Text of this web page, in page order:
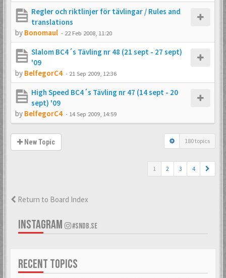
Regler och riktlinjer för tävlingar / Rules and
translations
by Bonomaul - 22 Feb 2008, 11:20
Slalom BC4´s Tävling nr 48 (21 sept - 27 sept)
'09
by BelfegorC4 - 21 Sep 2009, 12:36
High Speed BC4´s Tävling nr 47 (14 sept - 20
sept) '09
by BelfegorC4 - 14 Sep 2009, 14:59
New Topic 180 topics
1 2 3 4
Return to Board Index
INSTAGRAM #SNDB.SE
RECENT TOPICS